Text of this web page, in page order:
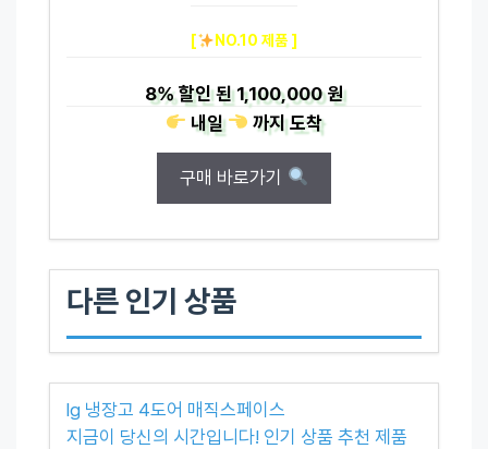
[ NO.10 제품 ]
8%할인 된1,100,000 원
내일
까지도착
구매 바로가기
다른 인기 상품
lg 냉장고 4도어 매직스페이스
지금이 당신의 시간입니다! 인기 상품 추천 제품